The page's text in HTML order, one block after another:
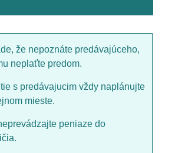
že nepoznáte predávajúceho,
neplaťte predom.
s predávajucim vždy naplánujte
mieste.
peniaze do